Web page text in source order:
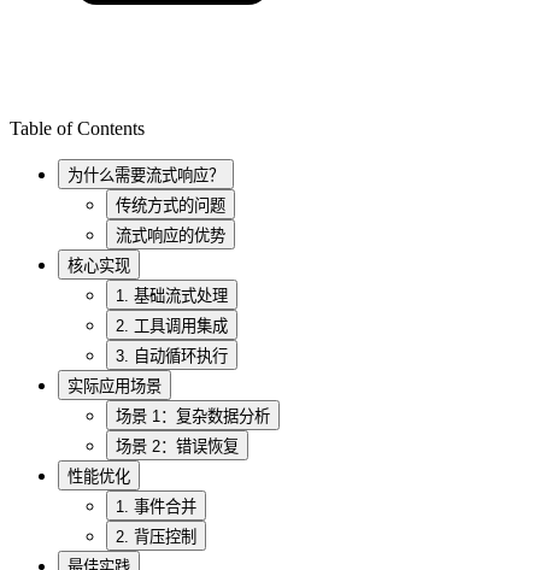
Table of Contents
为什么需要流式响应？
传统方式的问题
流式响应的优势
核心实现
1. 基础流式处理
2. 工具调用集成
3. 自动循环执行
实际应用场景
场景 1：复杂数据分析
场景 2：错误恢复
性能优化
1. 事件合并
2. 背压控制